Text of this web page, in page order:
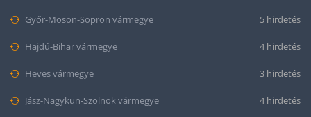
Győr-Moson-Sopron vármegye 5 hirdetés
Hajdú-Bihar vármegye 4 hirdetés
Heves vármegye 3 hirdetés
Jász-Nagykun-Szolnok vármegye 4 hirdetés